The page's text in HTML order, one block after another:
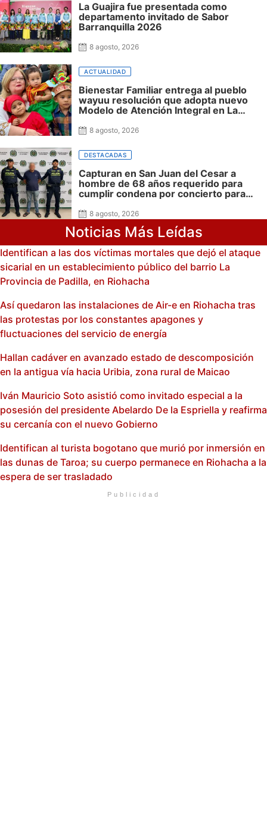
La Guajira fue presentada como
departamento invitado de Sabor
Barranquilla 2026
8 agosto, 2026
ACTUALIDAD
Bienestar Familiar entrega al pueblo
wayuu resolución que adopta nuevo
Modelo de Atención Integral en La
8 agosto, 2026
DESTACADAS
Capturan en San Juan del Cesar a
hombre de 68 años requerido para
cumplir condena por concierto para
8 agosto, 2026
Noticias Más Leídas
Identifican a las dos víctimas mortales que dejó el ataque
sicarial en un establecimiento público del barrio La
Provincia de Padilla, en Riohacha
Así quedaron las instalaciones de Air-e en Riohacha tras
las protestas por los constantes apagones y
fluctuaciones del servicio de energía
Hallan cadáver en avanzado estado de descomposición
en la antigua vía hacia Uribia, zona rural de Maicao
Iván Mauricio Soto asistió como invitado especial a la
posesión del presidente Abelardo De la Espriella y reafirma
su cercanía con el nuevo Gobierno
Identifican al turista bogotano que murió por inmersión en
las dunas de Taroa; su cuerpo permanece en Riohacha a la
espera de ser trasladado
Publicidad